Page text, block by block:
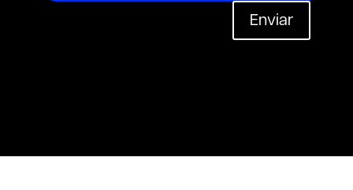
Enviar